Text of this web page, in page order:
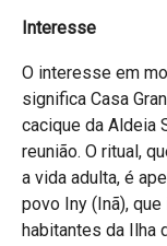
Interesse
O interesse em
significa Casa
cacique da Aldeia
reunião. O ritual,
a vida adulta, é
povo Iny (Inã),
habitantes da Ilha